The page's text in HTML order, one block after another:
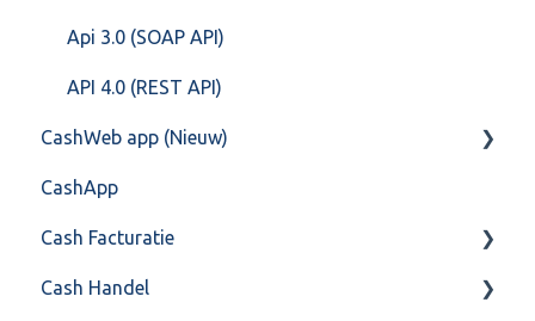
Overig
Algemeen gebruik
Api 3.0 (SOAP API)
API 4.0 (REST API)
CashWeb app (Nieuw)
Veel gestelde vragen
CashApp
Cash Facturatie
Factureren
Cash Handel